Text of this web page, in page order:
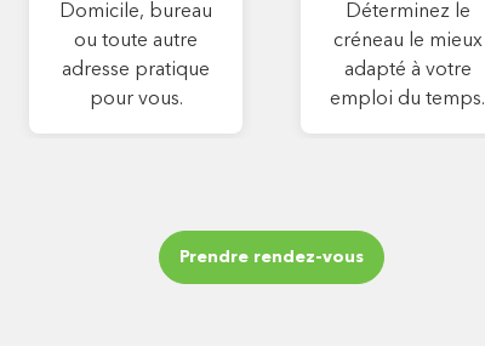
Domicile, bureau
ou toute autre
adresse pratique
pour vous.
Déterminez le
créneau le mieux
adapté à votre
emploi du temps.
Prendre rendez-vous